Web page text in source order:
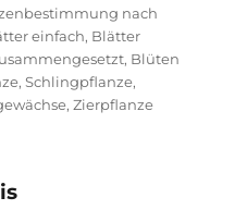
nach
einfach, Blätter
, Blüten
,Schlingpflanze,
,Zierpflanze